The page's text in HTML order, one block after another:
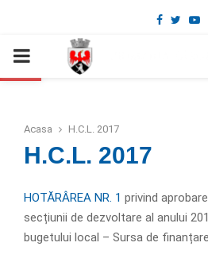
Deschide bara de unelte
Facebook
PRIMARY
Acasa H.C.L. 2017
H.C.L. 2017
HOTĂRÂREA NR. 1 privind
secțiunii de dezvoltare al anului
bugetului local – Sursa de